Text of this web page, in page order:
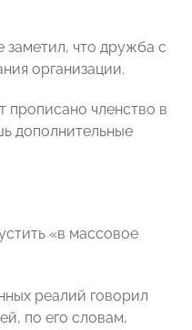
заметил, что дружба с
организации.
прописано членство в
дополнительные
«в массовое
реалий говорил
по его словам,